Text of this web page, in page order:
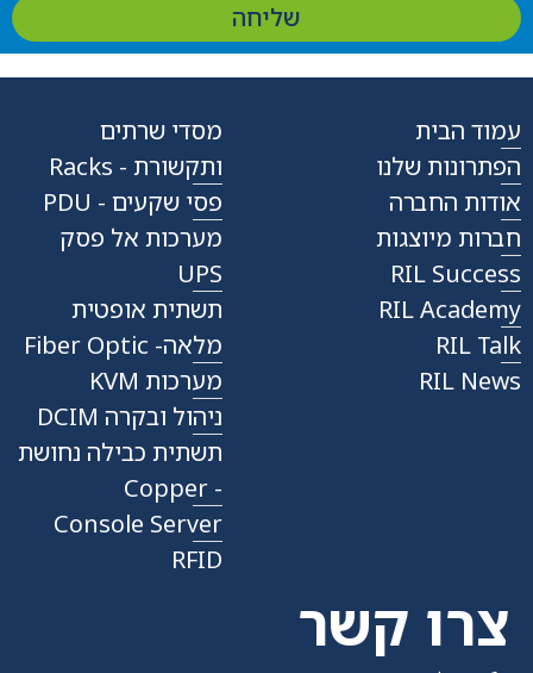
שליחה
עמוד הבית
הפתרונות שלנו
אודות החברה
חברות מיוצגות
RIL Success
RIL Academy
RIL Talk
RIL News
מסדי שרתים
ותקשורת - Racks
פסי שקעים - PDU
מערכות אל פסק
UPS
תשתית אופטית
מלאה- Fiber Optic
מערכות KVM
ניהול ובקרה DCIM
תשתית כבילה נחושת
- Copper
Console Server
RFID
צרו קשר